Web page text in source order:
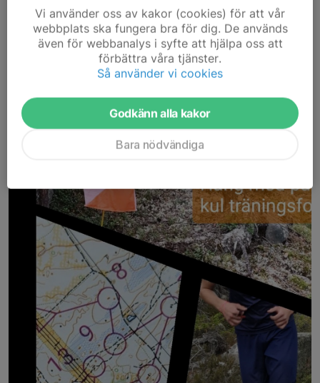
Läs mer
Nu rivstartar vi säsongen
Vi använder oss av kakor (cookies) för att vår
webbplats ska fungera bra för dig. De används
även för webbanalys i syfte att hjälpa oss att
förbättra våra tjänster.
Så använder vi cookies
Godkänn alla kakor
Bara nödvändiga